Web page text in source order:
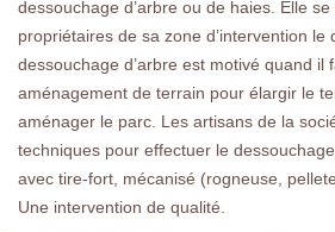
dessouchage d’arbre ou de haies. Elle se
propriétaires de sa zone d’intervention le
dessouchage d’arbre est motivé quand il
aménagement de terrain pour élargir le
aménager le parc. Les artisans de la
techniques pour effectuer le
avec tire-fort, mécanisé (rogneuse,
Une intervention de qualité.